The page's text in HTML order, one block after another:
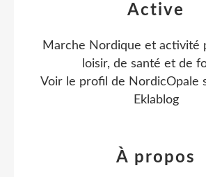
Active
Marche Nordique et activité
loisir, de santé et de
Voir le profil de NordicOpale
Eklablog
À propos